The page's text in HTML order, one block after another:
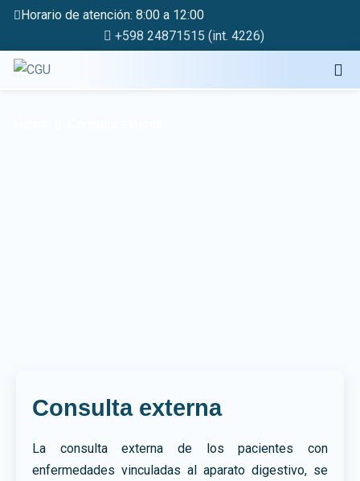
Horario de atención: 8:00 a 12:00
+598 24871515 (int. 4226)
Consulta externa
La consulta externa de los pacientes con
enfermedades vinculadas al aparato digestivo, se